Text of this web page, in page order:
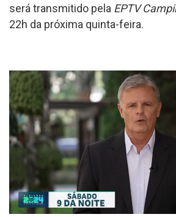
será transmitido pela EPTV
22h da próxima quinta-feira.